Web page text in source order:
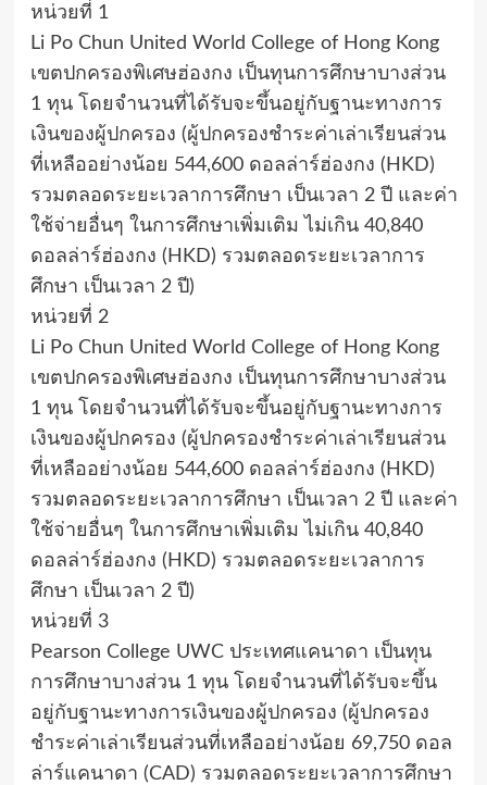
หน่วยที่ 1
Li Po Chun United World College of Hong Kong
เขตปกครองพิเศษฮ่องกง เป็นทุนการศึกษาบางส่วน
1 ทุน โดยจำนวนที่ได้รับจะขึ้นอยู่กับฐานะทางการ
เงินของผู้ปกครอง (ผู้ปกครองชำระค่าเล่าเรียนส่วน
ที่เหลืออย่างน้อย 544,600 ดอลล่าร์ฮ่องกง (HKD)
รวมตลอดระยะเวลาการศึกษา เป็นเวลา 2 ปี และค่า
ใช้จ่ายอื่นๆ ในการศึกษาเพิ่มเติม ไม่เกิน 40,840
ดอลล่าร์ฮ่องกง (HKD) รวมตลอดระยะเวลาการ
ศึกษา เป็นเวลา 2 ปี)
หน่วยที่ 2
Li Po Chun United World College of Hong Kong
เขตปกครองพิเศษฮ่องกง เป็นทุนการศึกษาบางส่วน
1 ทุน โดยจำนวนที่ได้รับจะขึ้นอยู่กับฐานะทางการ
เงินของผู้ปกครอง (ผู้ปกครองชำระค่าเล่าเรียนส่วน
ที่เหลืออย่างน้อย 544,600 ดอลล่าร์ฮ่องกง (HKD)
รวมตลอดระยะเวลาการศึกษา เป็นเวลา 2 ปี และค่า
ใช้จ่ายอื่นๆ ในการศึกษาเพิ่มเติม ไม่เกิน 40,840
ดอลล่าร์ฮ่องกง (HKD) รวมตลอดระยะเวลาการ
ศึกษา เป็นเวลา 2 ปี)
หน่วยที่ 3
Pearson College UWC ประเทศแคนาดา เป็นทุน
การศึกษาบางส่วน 1 ทุน โดยจำนวนที่ได้รับจะขึ้น
อยู่กับฐานะทางการเงินของผู้ปกครอง (ผู้ปกครอง
ชำระค่าเล่าเรียนส่วนที่เหลืออย่างน้อย 69,750 ดอล
ล่าร์แคนาดา (CAD) รวมตลอดระยะเวลาการศึกษา